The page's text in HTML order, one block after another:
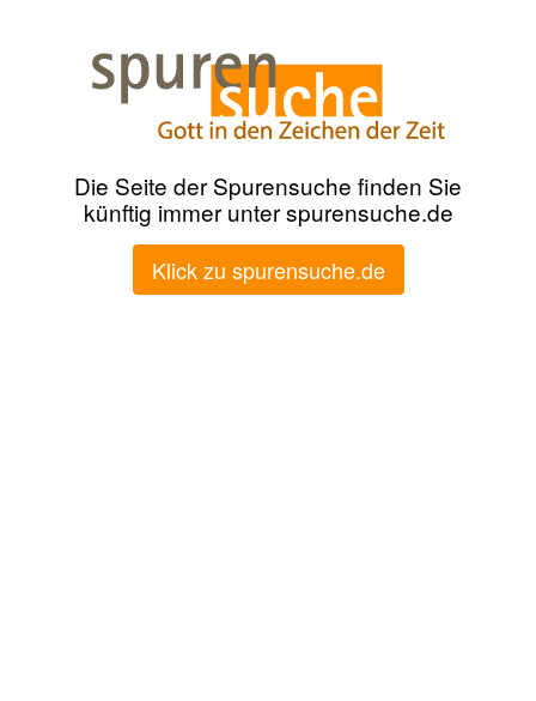
Die Seite der Spurensuche finden Sie
künftig immer unter spurensuche.de
Klick zu spurensuche.de